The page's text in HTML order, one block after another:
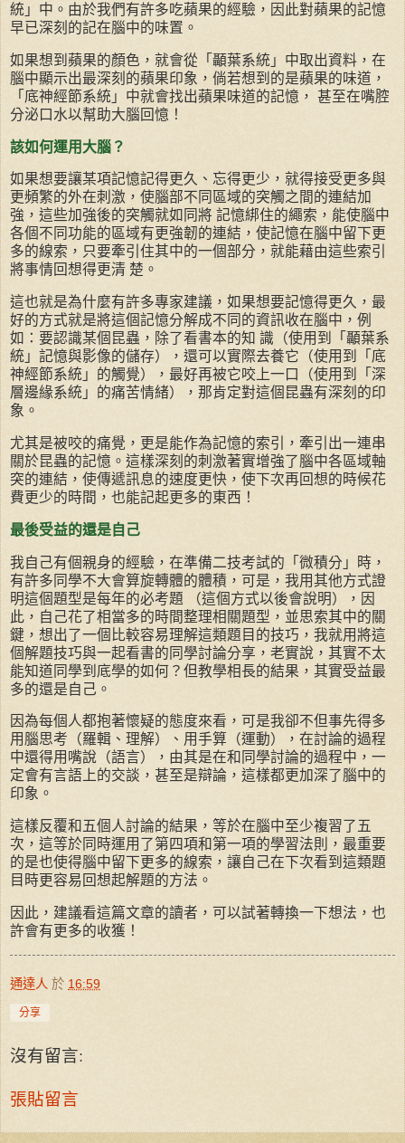
統」中。由於我們有許多吃蘋果的經驗，因此對蘋果的記憶
早已深刻的記在腦中的味置。
如果想到蘋果的顏色，就會從「顳葉系統」中取出資料，在
腦中顯示出最深刻的蘋果印象，倘若想到的是蘋果的味道，
「底神經節系統」中就會找出蘋果味道的記憶， 甚至在嘴腔
分泌口水以幫助大腦回憶！
該如何運用大腦？
如果想要讓某項記憶記得更久、忘得更少，就得接受更多與
更頻繁的外在刺激，使腦部不同區域的突觸之間的連結加
強，這些加強後的突觸就如同將 記憶綁住的繩索，能使腦中
各個不同功能的區域有更強韌的連結，使記憶在腦中留下更
多的線索，只要牽引住其中的一個部分，就能藉由這些索引
將事情回想得更清 楚。
這也就是為什麼有許多專家建議，如果想要記憶得更久，最
好的方式就是將這個記憶分解成不同的資訊收在腦中，例
如：要認識某個昆蟲，除了看書本的知 識（使用到「顳葉系
統」記憶與影像的儲存），還可以實際去養它（使用到「底
神經節系統」的觸覺），最好再被它咬上一口（使用到「深
層邊緣系統」的痛苦情緒），那肯定對這個昆蟲有深刻的印
象。
尤其是被咬的痛覺，更是能作為記憶的索引，牽引出一連串
關於昆蟲的記憶。這樣深刻的刺激著實增強了腦中各區域軸
突的連結，使傳遞訊息的速度更快，使下次再回想的時候花
費更少的時間，也能記起更多的東西！
最後受益的還是自己
我自己有個親身的經驗，在準備二技考試的「微積分」時，
有許多同學不大會算旋轉體的體積，可是，我用其他方式證
明這個題型是每年的必考題 （這個方式以後會說明），因
此，自己花了相當多的時間整理相關題型，並思索其中的關
鍵，想出了一個比較容易理解這類題目的技巧，我就用將這
個解題技巧與一起看書的同學討論分享，老實說，其實不太
能知道同學到底學的如何？但教學相長的結果，其實受益最
多的還是自己。
因為每個人都抱著懷疑的態度來看，可是我卻不但事先得多
用腦思考（羅輯、理解）、用手算（運動），在討論的過程
中還得用嘴說（語言），由其是在和同學討論的過程中，一
定會有言語上的交談，甚至是辯論，這樣都更加深了腦中的
印象。
這樣反覆和五個人討論的結果，等於在腦中至少複習了五
次，這等於同時運用了第四項和第一項的學習法則，最重要
的是也使得腦中留下更多的線索，讓自己在下次看到這類題
目時更容易回想起解題的方法。
因此，建議看這篇文章的讀者，可以試著轉換一下想法，也
許會有更多的收獲！
通達人 於 16:59
分享
沒有留言:
張貼留言